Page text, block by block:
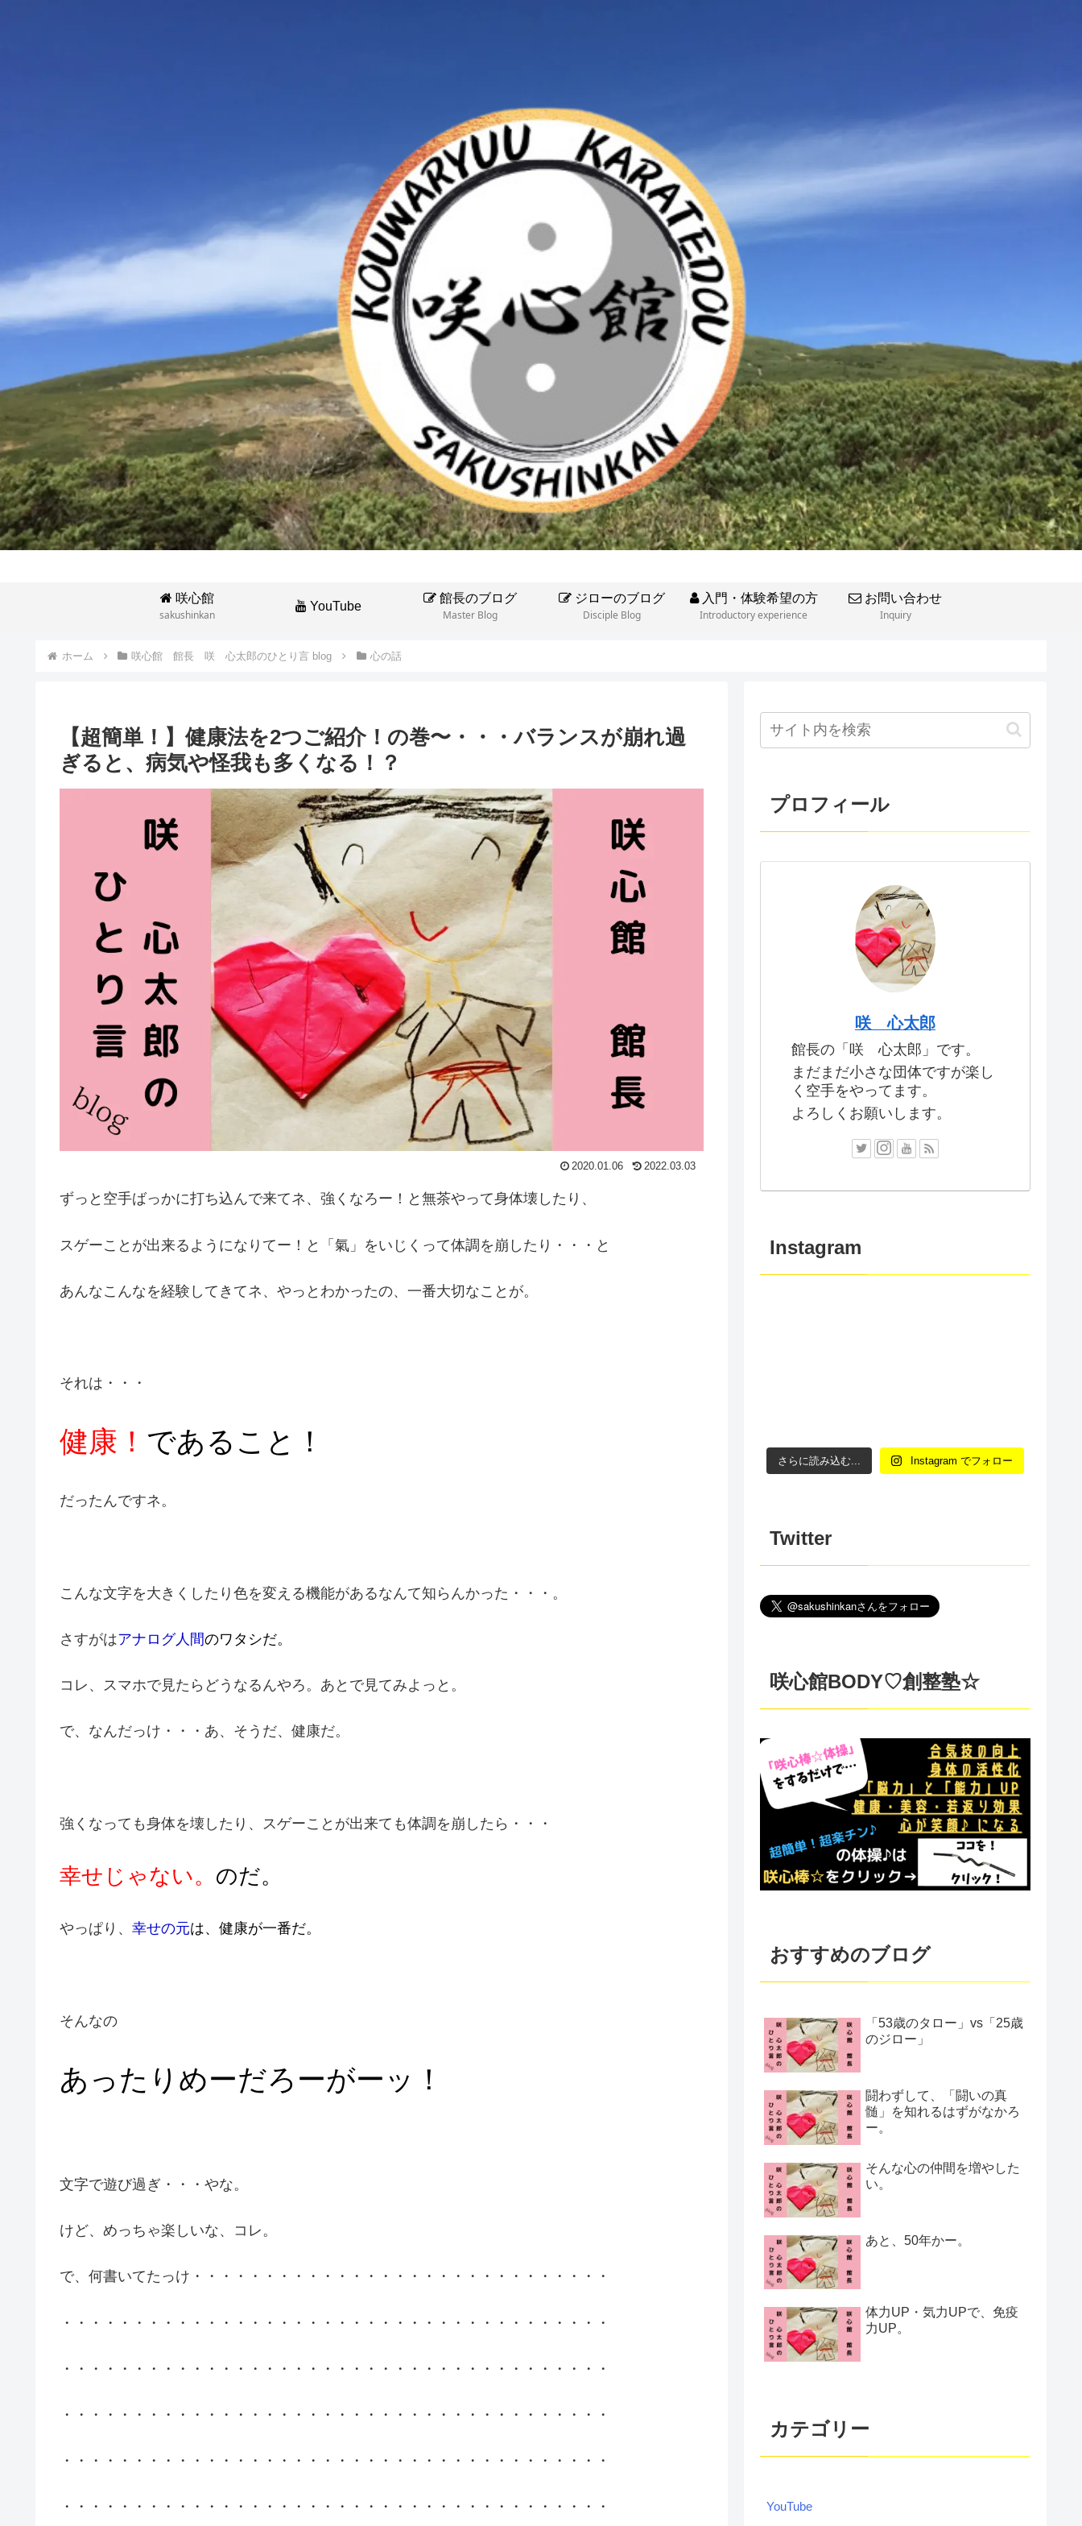
咲心館
sakushinkan
YouTube
館長のブログ
Master Blog
ジローのブログ
Disciple Blog
入門・体験希望の方
Introductory experience
お問い合わせ
Inquiry
ホーム 咲心館 館長 咲 心太郎のひとり言 blog 心の話
【超簡単！】健康法を2つご紹介！の巻〜・・・バランスが崩れ過
ぎると、病気や怪我も多くなる！？
2020.01.06 2022.03.03
ずっと空手ばっかに打ち込んで来てネ、強くなろー！と無茶やって身体壊したり、
スゲーことが出来るようになりてー！と「氣」をいじくって体調を崩したり・・・と
あんなこんなを経験してきてネ、やっとわかったの、一番大切なことが。
それは・・・
健康！ であること！
だったんですネ。
こんな文字を大きくしたり色を変える機能があるなんて知らんかった・・・。
さすがはアナログ人間のワタシだ。
コレ、スマホで見たらどうなるんやろ。あとで見てみよっと。
で、なんだっけ・・・あ、そうだ、健康だ。
強くなっても身体を壊したり、スゲーことが出来ても体調を崩したら・・・
幸せじゃない。 のだ。
やっぱり、 幸せの元は、健康が一番だ。
そんなの
あったりめーだろーがーッ！
文字で遊び過ぎ・・・やな。
けど、めっちゃ楽しいな、コレ。
で、何書いてたっけ・・・・・・・・・・・・・・・・・・・・・・・・・・・・・
・・・・・・・・・・・・・・・・・・・・・・・・・・・・・・・・・・・・・・
・・・・・・・・・・・・・・・・・・・・・・・・・・・・・・・・・・・・・・
・・・・・・・・・・・・・・・・・・・・・・・・・・・・・・・・・・・・・・
・・・・・・・・・・・・・・・・・・・・・・・・・・・・・・・・・・・・・・
・・・・・・・・・・・・・・・・・・・・・・・・・・・・・・・・・・・・・・
プロフィール
咲 心太郎
館長の「咲 心太郎」です。
まだまだ小さな団体ですが楽し
く空手をやってます。
よろしくお願いします。
Instagram
さらに読み込む... Instagram でフォロー
Twitter
咲心館BODY♡創整塾☆
おすすめのブログ
「53歳のタロー」vs「25歳
のジロー」
闘わずして、「闘いの真
髄」を知れるはずがなかろ
ー。
そんな心の仲間を増やした
い。
あと、50年かー。
体力UP・気力UPで、免疫
力UP。
カテゴリー
YouTube